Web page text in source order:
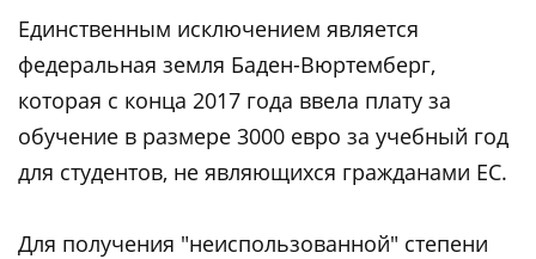
Единственным исключением является
федеральная земля Баден-Вюртемберг,
которая с конца 2017 года ввела плату за
обучение в размере 3000 евро за учебный год
для студентов, не являющихся гражданами ЕС.
Для получения "неиспользованной" степени